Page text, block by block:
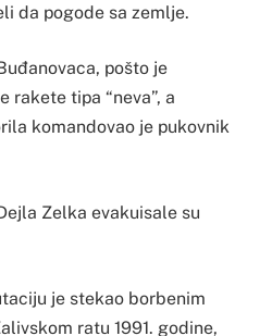
da pogode sa zemlje.
pošto je
rakete tipa “neva”, a
komandovao je pukovnik
Zelka evakuisale su
je stekao borbenim
ratu 1991. godine,